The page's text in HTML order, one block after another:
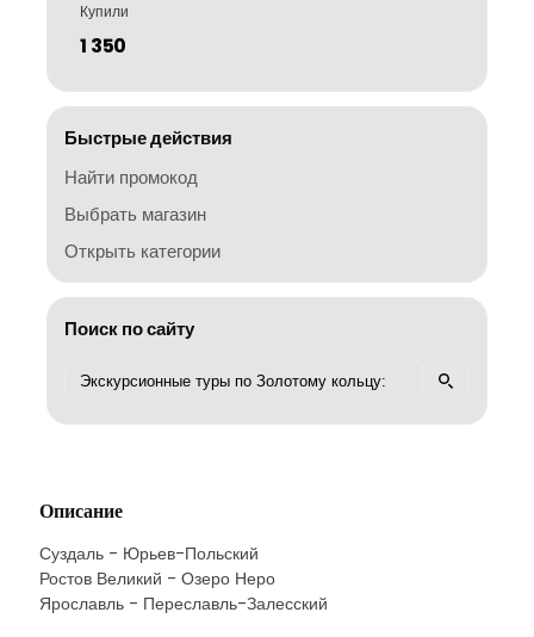
Купили
1 350
Быстрые действия
Найти промокод
Выбрать магазин
Открыть категории
Поиск по сайту
Описание
Суздаль - Юрьев-Польский
Ростов Великий - Озеро Неро
Ярославль - Переславль-Залесский